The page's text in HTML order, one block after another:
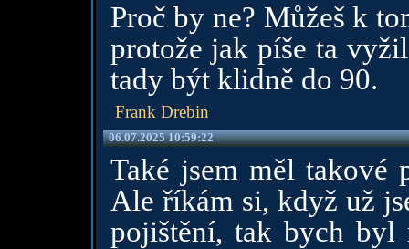
Proč by ne? Můžeš k
protože jak píše ta
tady být klidně do 90.
Frank Drebin
06.07.2025 10:59:22
Také jsem měl takové
Ale říkám si, když už
pojištění, tak bych byl